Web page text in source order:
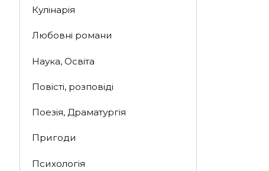
Кулінарія
Любовні романи
Наука, Освіта
Повісті, розповіді
Поезія, Драматургія
Пригоди
Психологія